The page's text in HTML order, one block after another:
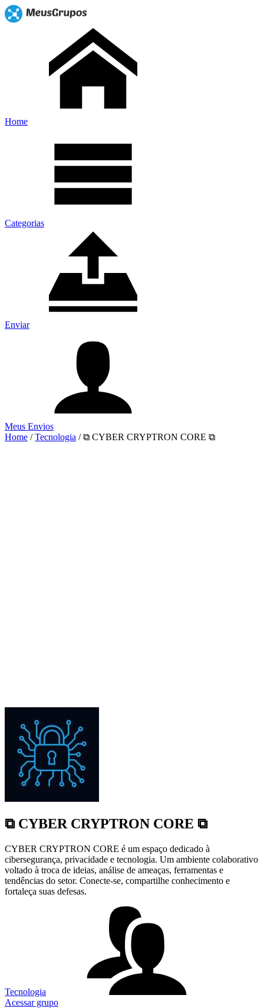
Home
Categorias
Enviar
Meus Envios
Home / Tecnologia / ⧉ CYBER CRYPTRON CORE ⧉
⧉ CYBER CRYPTRON CORE ⧉
CYBER CRYPTRON CORE é um espaço dedicado à
cibersegurança, privacidade e tecnologia. Um ambiente colaborativo
voltado à troca de ideias, análise de ameaças, ferramentas e
tendências do setor. Conecte-se, compartilhe conhecimento e
fortaleça suas defesas.
Tecnologia
Acessar grupo